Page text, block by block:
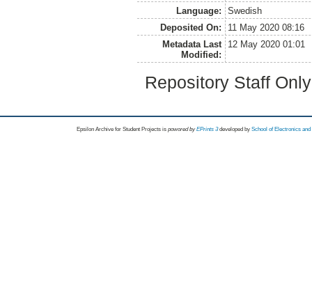
Language:
Swedish
Deposited On:
11 May 2020 08:16
Metadata Last
Modified:
12 May 2020 01:01
Repository Staff
Epsilon Archive for Student Projects is powored byEPrints 3 developed by School of Electronics